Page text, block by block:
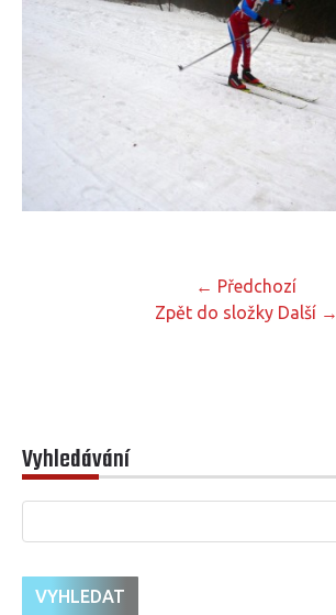
← Předchozí
Zpět do složky Další →
Vyhledávání